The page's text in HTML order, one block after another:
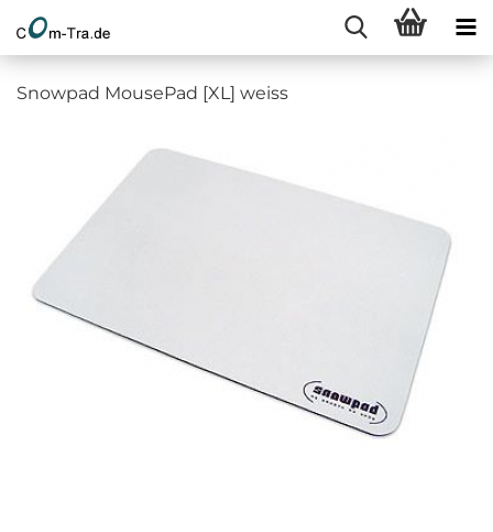
Snowpad MousePad [XL] weiss